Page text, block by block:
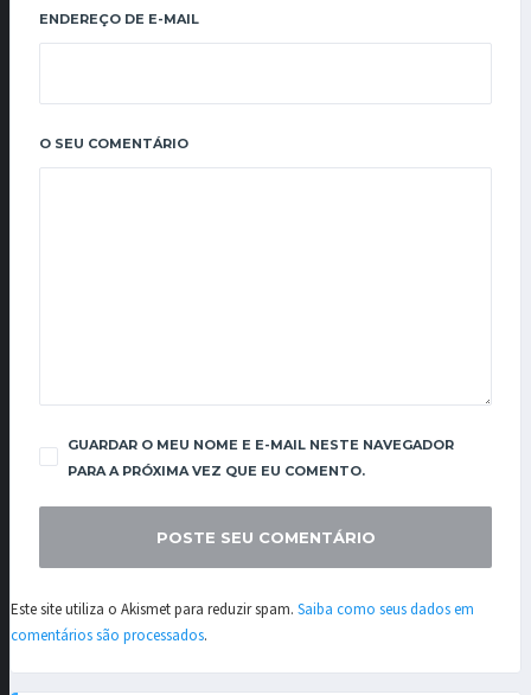
ENDEREÇO DE E-MAIL
O SEU COMENTÁRIO
GUARDAR O MEU NOME E E-MAIL NESTE NAVEGADOR
PARA A PRÓXIMA VEZ QUE EU COMENTO.
Este site utiliza o Akismet para reduzir spam. Saiba como seus dados em
comentários são processados.